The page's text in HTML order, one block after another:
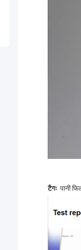
टैगः पानी